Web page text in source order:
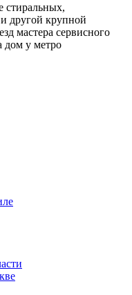
стиральных,
другой крупной
мастера сервисного
дом у метро